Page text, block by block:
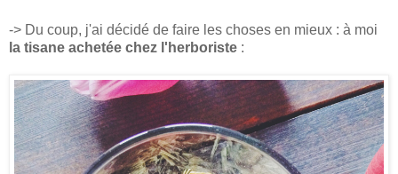
-> Du coup, j'ai décidé de faire les choses en mieux : à moi
la tisane achetée chez l'herboriste :